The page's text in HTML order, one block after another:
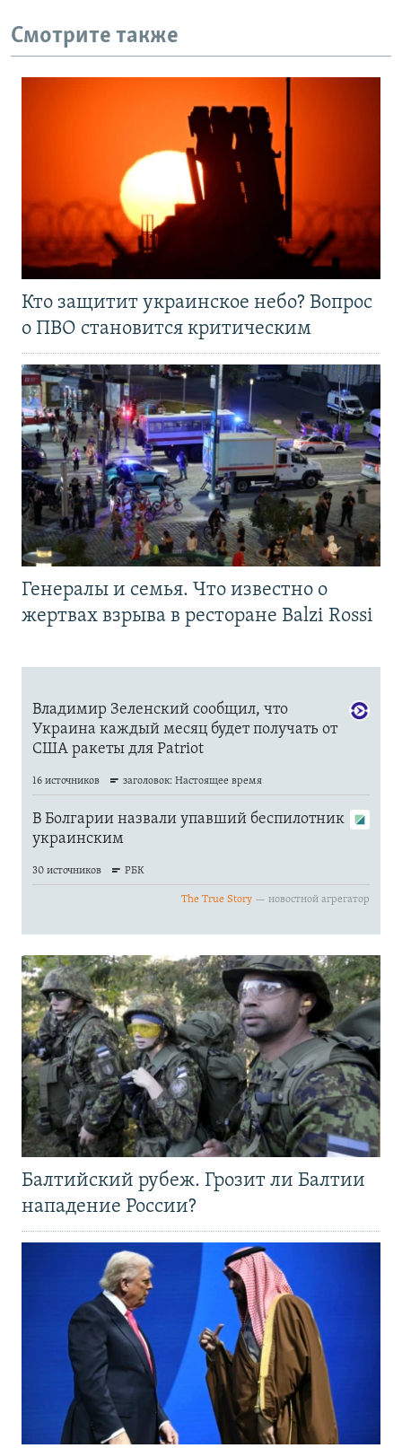
Смотрите также
Кто защитит украинское небо? Вопрос
о ПВО становится критическим
Генералы и семья. Что известно о
жертвах взрыва в ресторане Balzi Rossi
Балтийский рубеж. Грозит ли Балтии
нападение России?